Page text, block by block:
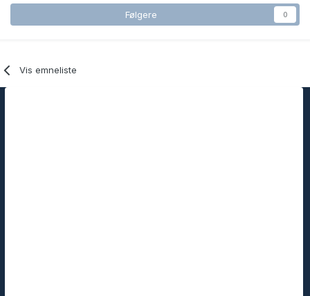
Følgere 0
Vis emneliste